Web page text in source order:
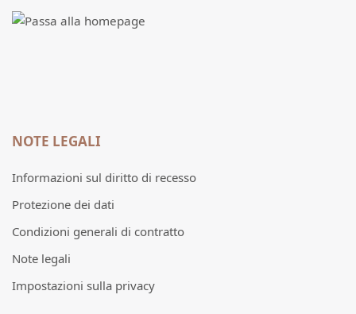
NOTE LEGALI
Informazioni sul diritto di recesso
Protezione dei dati
Condizioni generali di contratto
Note legali
Impostazioni sulla privacy